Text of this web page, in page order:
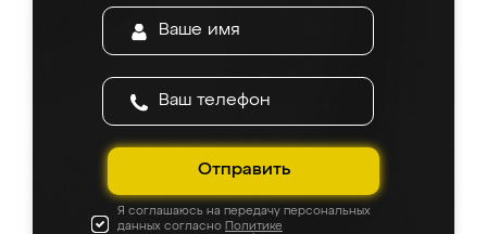
Отправить
Я соглашаюсь на передачу персональных
данных согласно Политике